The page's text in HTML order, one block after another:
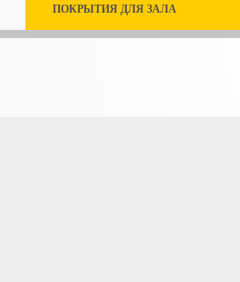
ПОКРЫТИЯ ДЛЯ ЗАЛА